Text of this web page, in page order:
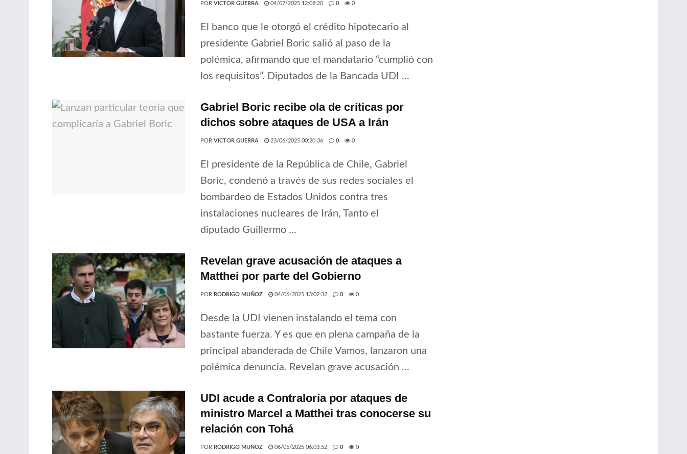
POR VICTOR GUERRA 04/07/2025 12:08:20 0 0
El banco que le otorgó el crédito hipotecario al
presidente Gabriel Boric salió al paso de la
polémica, afirmando que el mandatario “cumplió con
los requisitos”. Diputados de la Bancada UDI ...
Gabriel Boric recibe ola de críticas por
dichos sobre ataques de USA a Irán
POR VICTOR GUERRA 23/06/2025 00:20:36 0 0
El presidente de la República de Chile, Gabriel
Boric, condenó a través de sus redes sociales el
bombardeo de Estados Unidos contra tres
instalaciones nucleares de Irán, Tanto el
diputado Guillermo ...
Revelan grave acusación de ataques a
Matthei por parte del Gobierno
POR RODRIGO MUÑOZ 04/06/2025 13:02:32 0 0
Desde la UDI vienen instalando el tema con
bastante fuerza. Y es que en plena campaña de la
principal abanderada de Chile Vamos, lanzaron una
polémica denuncia. Revelan grave acusación ...
UDI acude a Contraloría por ataques de
ministro Marcel a Matthei tras conocerse su
relación con Tohá
POR RODRIGO MUÑOZ 06/05/2025 06:03:52 0 0